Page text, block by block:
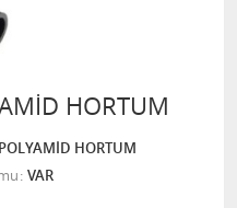
HORTUM
HORTUM
VAR